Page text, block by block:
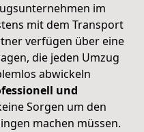
im
mit dem Transport
verfügen über eine
die jeden Umzug
abwickeln
und
Sorgen um den
machen müssen.